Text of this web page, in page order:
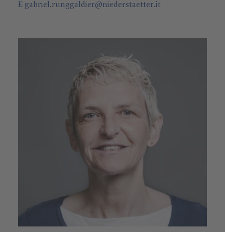
E gabriel.runggaldier@niederstaetter.it